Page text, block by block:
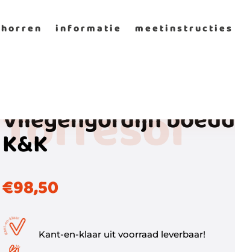
horren informatie meetinstructies
Vliegengordijn
K&K
Torresol
€98,50
Kant-en-klaar uit voorraad leverbaar!